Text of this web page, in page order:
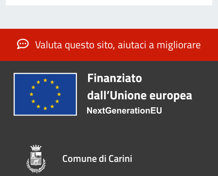
Valuta questo sito, aiutaci a migliorare
Comune di Carini